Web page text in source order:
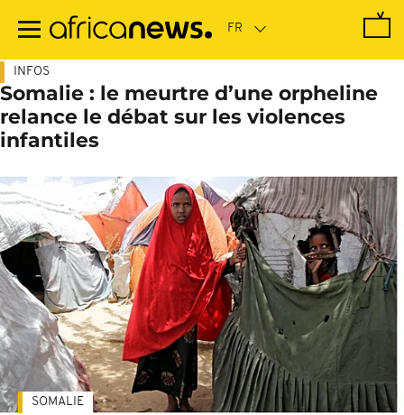
contenu
INFOS
Somalie : le meurtre d’une orpheline
relance le débat sur les violences
infantiles
SOMALIE